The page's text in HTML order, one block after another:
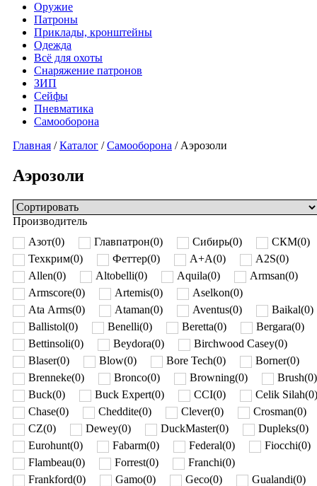
Оружие
Патроны
Приклады, кронштейны
Одежда
Всё для охоты
Снаряжение патронов
ЗИП
Сейфы
Пневматика
Самооборона
Главная /Каталог /Самооборона / Аэрозоли
Аэрозоли
Производитель
Азот(0) Главпатрон(0) Сибирь(0) СКМ(0)
Техкрим(0) Феттер(0) A+A(0) A2S(0)
Allen(0) Altobelli(0) Aquila(0) Armsan(0)
Armscore(0) Artemis(0) Aselkon(0)
Ata Arms(0) Ataman(0) Aventus(0) Baikal(0)
Ballistol(0) Benelli(0) Beretta(0) Bergara(0)
Bettinsoli(0) Beydora(0) Birchwood Сasey(0)
Blaser(0) Blow(0) Bore Tech(0) Borner(0)
Brenneke(0) Bronco(0) Browning(0) Brush(0)
Buck(0) Buck Expert(0) CCI(0) Celik Silah(0)
Chase(0) Cheddite(0) Clever(0) Crosman(0)
CZ(0) Dewey(0) DuckMaster(0) Dupleks(0)
Eurohunt(0) Fabarm(0) Federal(0) Fiocchi(0)
Flambeau(0) Forrest(0) Franchi(0)
Frankford(0) Gamo(0) Geco(0) Gualandi(0)